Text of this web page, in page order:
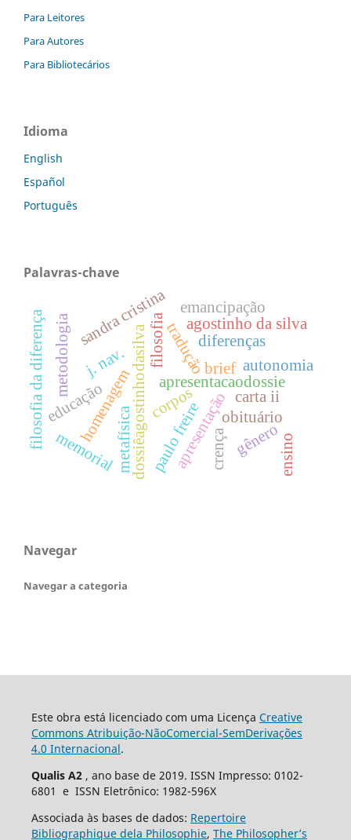
Para Leitores
Para Autores
Para Bibliotecários
Idioma
English
Español
Português
Palavras-chave
apresentação
dossiêagostinhodasilva apresentacaodossie
traduçãobrief
j. nav.
agostinho da silva
carta ii
sandra cristina
obituário
homenagem
memorial
diferenças
corpos
filosofia
metafísica paulo freire
educação
crença
filosofia da diferençametodologia
gênero
autonomia
emancipação
ensino
Navegar
Navegar a categoria
Este obra está licenciado com uma Licença Creative
Commons Atribuição-NãoComercial-SemDerivações
4.0 Internacional.
Qualis A2 , ano base de 2019. ISSN Impresso: 0102-
6801 e ISSN Eletrônico: 1982-596X
Associada às bases de dados: Repertoire
Bibliographique dela Philosophie, The Philosopher’s